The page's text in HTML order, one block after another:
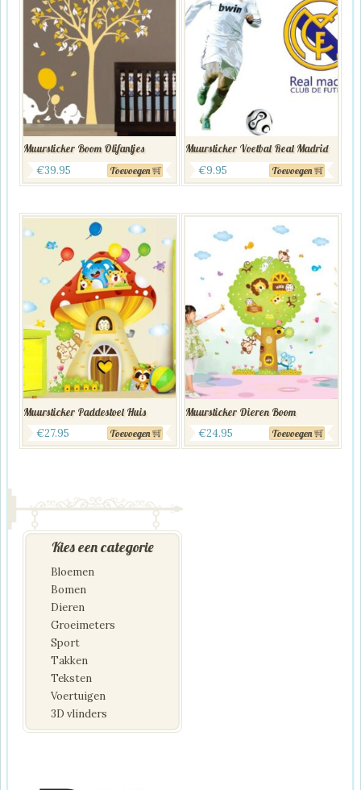
Muursticker Boom Olifantjes
€39.95 Toevoegen
Muursticker Voetbal Real Madrid
Oorspronkelijke
prijs
€9.95Huidige
prijs
Toevoegen
Muursticker Paddestoel Huis
€27.95 Toevoegen
Muursticker Dieren Boom
€24.95 Toevoegen
Kies een categorie
Bloemen
Bomen
Dieren
Groeimeters
Sport
Takken
Teksten
Voertuigen
3D vlinders